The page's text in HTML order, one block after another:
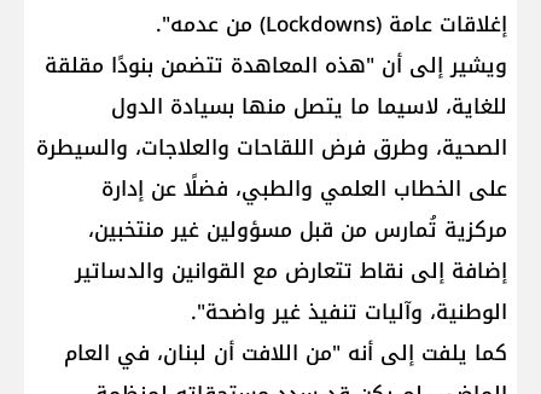
إغلاقات عامة (Lockdowns) من عدمه".
ويشير إلى أن "هذه المعاهدة تتضمن بنودًا مقلقة
للغاية، لاسيما ما يتصل منها بسيادة الدول
الصحية، وطرق فرض اللقاحات والعلاجات، والسيطرة
على الخطاب العلمي والطبي، فضلًا عن إدارة
مركزية تُمارس من قبل مسؤولين غير منتخبين،
إضافة إلى نقاط تتعارض مع القوانين والدساتير
الوطنية، وآليات تنفيذ غير واضحة".
كما يلفت إلى أنه "من اللافت أن لبنان، في العام